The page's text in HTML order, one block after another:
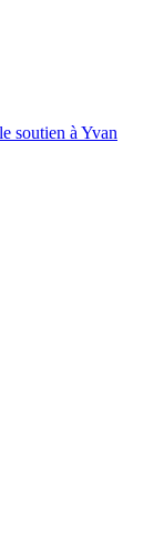
soutien à Yvan